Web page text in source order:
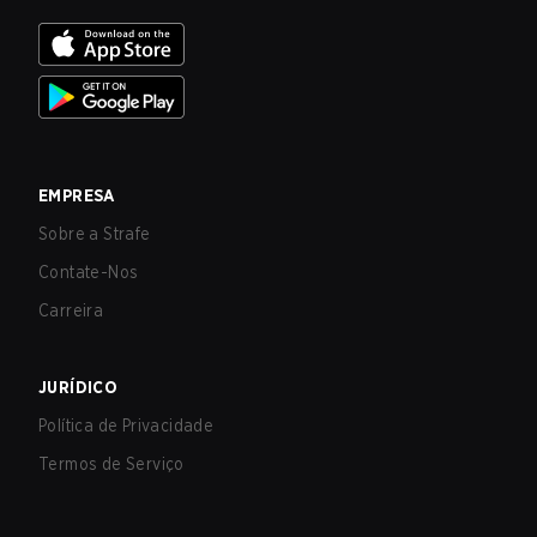
EMPRESA
Sobre a Strafe
Contate-Nos
Carreira
JURÍDICO
Política de Privacidade
Termos de Serviço